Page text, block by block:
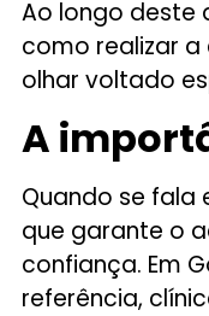
Ao longo deste
como realizar a
olhar voltado
A
Quando se fala
que garante o
confiança. Em
referência,